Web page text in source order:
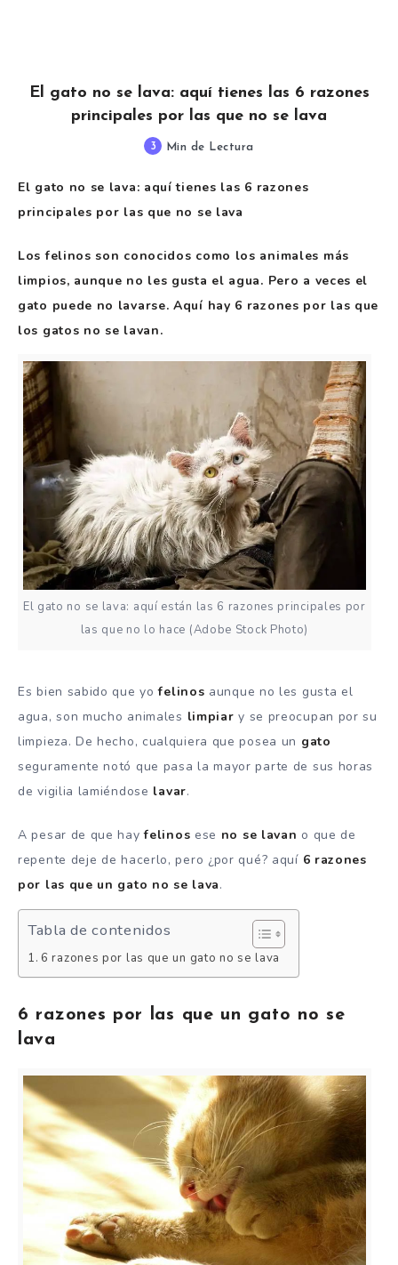
El gato no se lava: aquí tienes las 6 razones
principales por las que no se lava
3 Min de Lectura
El gato no se lava: aquí tienes las 6 razones
principales por las que no se lava
Los felinos son conocidos como los animales más
limpios, aunque no les gusta el agua. Pero a veces el
gato puede no lavarse. Aquí hay 6 razones por las que
los gatos no se lavan.
El gato no se lava: aquí están las 6 razones principales por
las que no lo hace (Adobe Stock Photo)
Es bien sabido que yofelinos aunque no les gusta el
agua, son mucho animales limpiar y se preocupan por su
limpieza. De hecho, cualquiera que posea un gato
seguramente notó que pasa la mayor parte de sus horas
de vigilia lamiéndose lavar.
A pesar de que hayfelinos ese no se lavan o que de
repente deje de hacerlo, pero ¿por qué? aquí 6 razones
por las que un gato no se lava.
Tabla de contenidos
6 razones por las que un gato no se lava
6 razones por las que un gato no se
lava